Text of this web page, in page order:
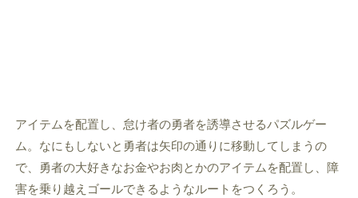
アイテムを配置し、怠け者の勇者を誘導させるパズルゲー
ム。なにもしないと勇者は矢印の通りに移動してしまうの
で、勇者の大好きなお金やお肉とかのアイテムを配置し、障
害を乗り越えゴールできるようなルートをつくろう。